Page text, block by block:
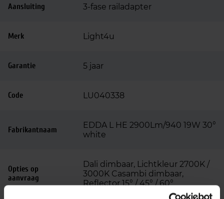
Aansluiting 3-fase railadapter
Merk Light4u
Garantie 5 jaar
Code LU040338
Fabrikantnaam
EDDA L HE 2900Lm/940 19W 30°
white
Opties op
aanvraag
Dali dimbaar, Lichtkleur 2700K /
3000K Casambi dimbaar,
Reflector 15° / 45° / 60°